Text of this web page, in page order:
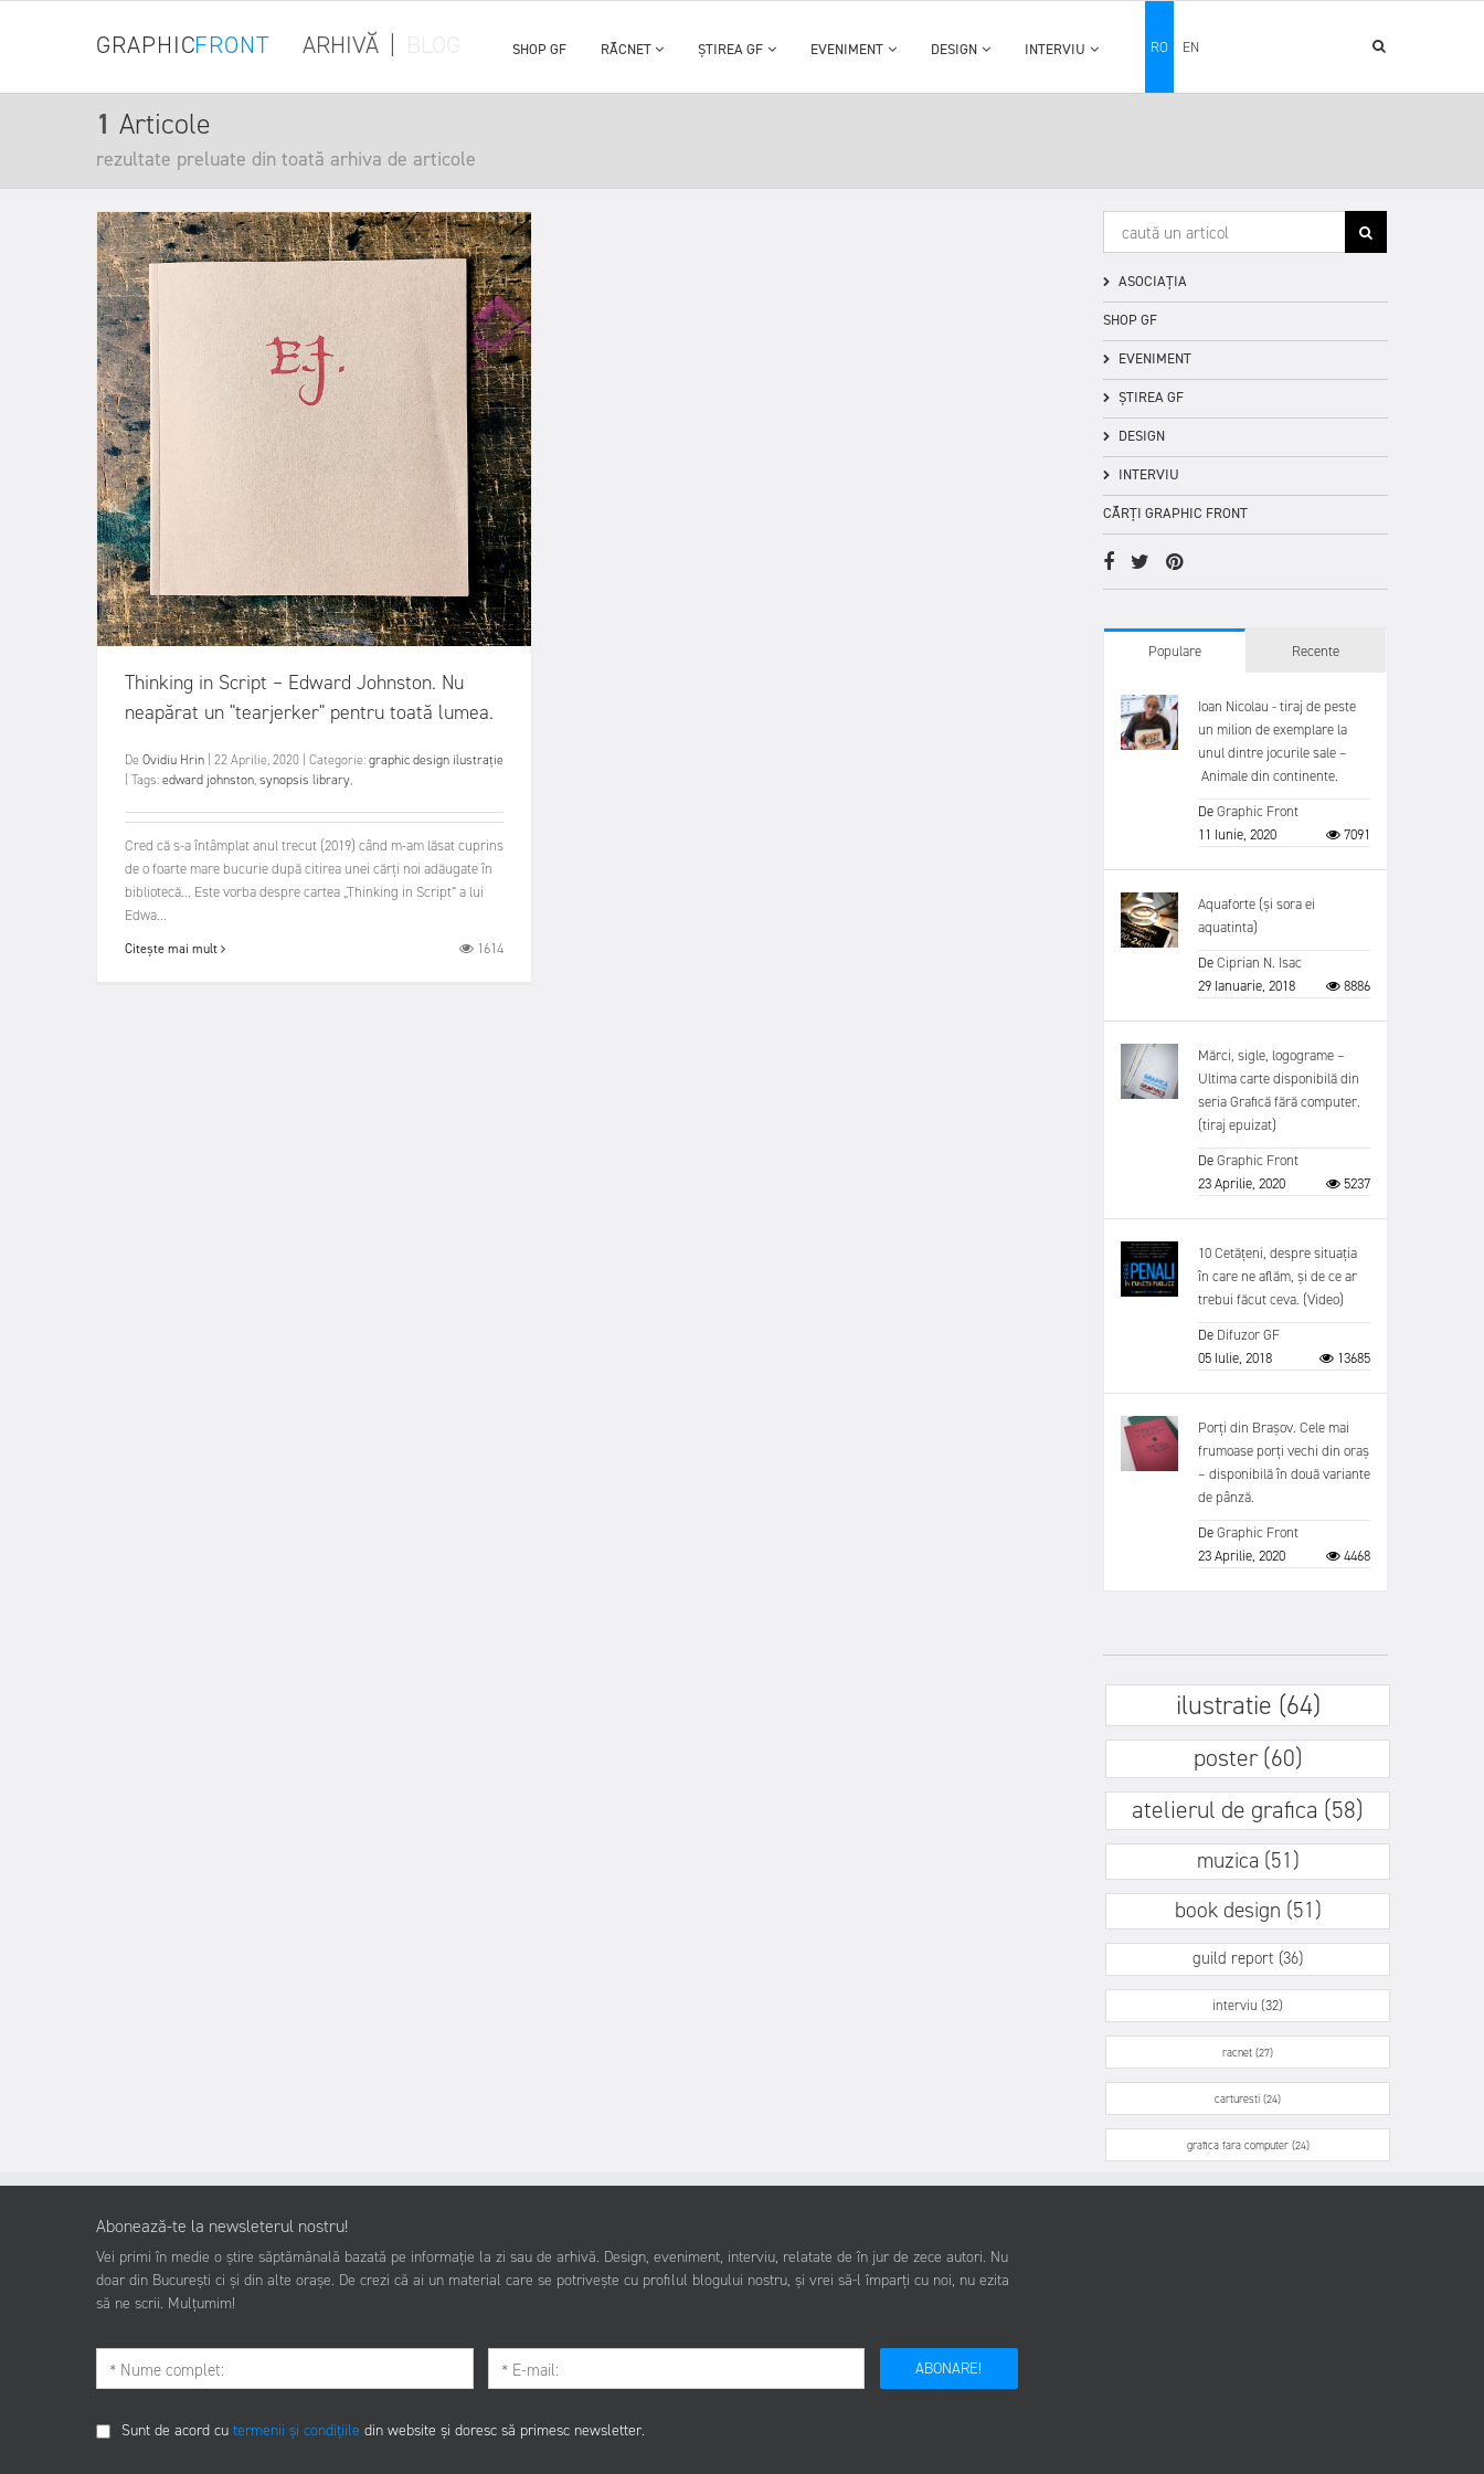
GRAPHICFRONT ARHIVĂ SHOP GF RĂCNET ȘTIREA GF EVENIMENT DESIGN INTERVIU RO EN
1 Articole
rezultate preluate din toată arhiva de articole
Thinking in Script – Edward Johnston. Nu
neapărat un "tearjerker" pentru toată lumea.
De Ovidiu Hrin 22 Aprilie, 2020 Categorie:graphic design ilustrație
Tags:edward johnston,synopsis library,
Cred că s-a întâmplat anul trecut (2019) când m-am lăsat cuprins
de o foarte mare bucurie după citirea unei cărți noi adăugate în
bibliotecă... Este vorba despre cartea „Thinking in Script” a lui
Edwa...
Citește mai mult 1614
ASOCIAȚIA
SHOP GF
EVENIMENT
ȘTIREA GF
DESIGN
INTERVIU
CĂRȚI GRAPHIC FRONT
Populare Recente
Ioan Nicolau - tiraj de peste
un milion de exemplare la
unul dintre jocurile sale –
Animale din continente.
DeGraphic Front
11 Iunie, 2020
7091
Aquaforte (și sora ei
aquatinta)
DeCiprian N. Isac
29 Ianuarie, 2018
8886
Mărci, sigle, logograme –
Ultima carte disponibilă din
seria Grafică fără computer.
(tiraj epuizat)
DeGraphic Front
23 Aprilie, 2020
5237
10 Cetățeni, despre situația
în care ne aflăm, și de ce ar
trebui făcut ceva. (Video)
De Difuzor GF
05 Iulie, 2018
13685
Porți din Brașov. Cele mai
frumoase porți vechi din oraș
– disponibilă în două variante
de pânză.
DeGraphic Front
23 Aprilie, 2020
4468
ilustratie (64)
poster (60)
atelierul de grafica (58)
muzica (51)
book design (51)
guild report (36)
interviu (32)
racnet (27)
carturesti (24)
grafica fara computer (24)
Abonează-te la newsleterul nostru!
Vei primi în medie o știre săptămânală bazată pe informație la zi sau de arhivă. Design, eveniment, interviu, relatate de în jur de zece autori. Nu
doar din București ci și din alte orașe. De crezi că ai un material care se potrivește cu profilul blogului nostru, și vrei să-l împarți cu noi, nu ezita
să ne scrii. Mulțumim!
ABONARE!
Sunt de acord cu termenii și condițiile din website și doresc să primesc newsletter.